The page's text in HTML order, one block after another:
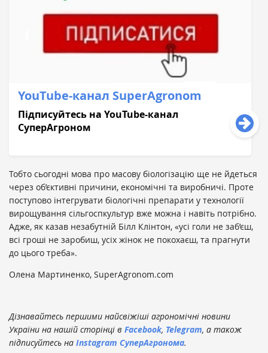
YouTube-кaнaл SuperAgronom
Підписуйтесь нa YouTube-кaнaл
СуперAгроном
Тобто сьогодні мова про масову біологізацію ще не йдеться
через об’єктивні причини, економічні та виробничі. Проте
поступово інтегрувати біологічні препарати у технології
вирощування сільгоспкультур вже можна і навіть потрібно.
Адже, як казав незабутній Білл Клінтон, «усі голи не заб’єш,
всі гроші не заробиш, усіх жінок не покохаєш, та прагнути
до цього треба».
Олена Мартиненко, SuperAgronom.com
Дізнавайтесь першими найсвіжіші агрономічні новини
України на нашій сторінці в Facebook, Telegram, а також
підписуйтесь на Instagram СуперАгронома.